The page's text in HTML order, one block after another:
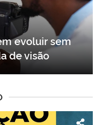
evoluir sem
de visão